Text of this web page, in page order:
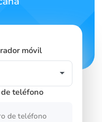
móvil
teléfono